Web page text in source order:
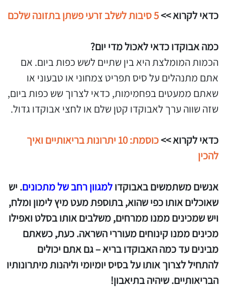
כדאי לקרוא >>5 סיבות לשלב זרעי פשתן בתזונה שלכם
כמה אבוקדו כדאי לאכול מדי יום?
הכמות המומלצת היא בין שתיים לשש כפות ביום. אם
אתם מתנהלים על סיס תפריט צמחוני או טבעוני או
שאתם ממעטים בפחמימות, כדאי לצרוך שש כפות ביום,
שזה שווה ערך לאבוקדו קטן שלם או לחצי אבוקדו גדול.
כדאי לקרוא >>
כוסמת: 10 יתרונות בריאותיים ואיך
להכין
אנשים משתמשים באבוקדולמגוון רחב של מתכונים. יש
שאוכלים אותו כפי שהוא, בתוספת מעט מיץ לימון ומלח,
ויש שמכינים ממנו ממרחים, משלבים אותו בסלט ואפילו
מכינים ממנו קינוחים מעוררי השראה. כעת, כשאתם
מבינים עד כמה האבוקדו בריא – גם אתם יכולים
להתחיל לצרוך אותו על בסיס יומיומי וליהנות מיתרונותיו
הבריאותיים. שיהיה בתיאבון!